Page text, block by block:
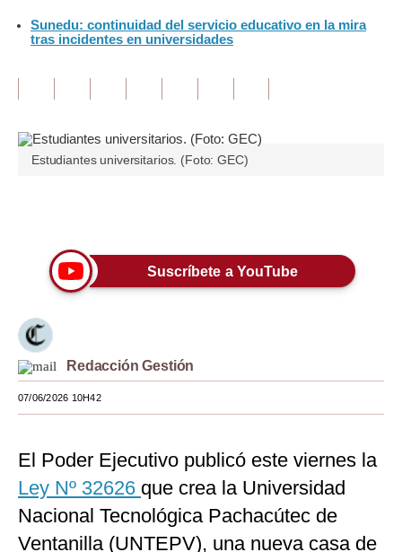
Plus G
Opinión
Pregunta de hoy
Lujo
Viajes
Moda
Estilos
Mundo
España
Internacional
Sunedu: continuidad del servicio educativo en la mira
tras incidentes en universidades
Estudiantes universitarios. (Foto: GEC)
Suscríbete a YouTube
Redacción Gestión
07/06/2026 10H42
El Poder Ejecutivo publicó este viernes la
Ley Nº 32626 que crea la Universidad
Nacional Tecnológica Pachacútec de
Ventanilla (UNTEPV), una nueva casa de